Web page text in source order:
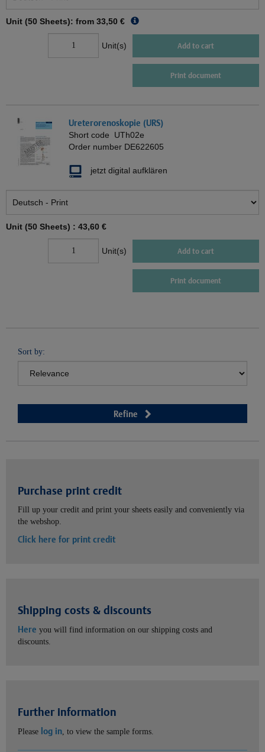
Unit (50 Sheets): from 33,50 €
Unit(s) Add to cart
Print document
Ureterorenoskopie (URS)
Short code UTh02e
Order number DE622605
jetzt digital aufklären
Unit (50 Sheets) : 43,60 €
Unit(s) Add to cart
Print document
Sort by:
Refine
Purchase print credit
Fill up your credit and print your sheets easily and conveniently via
the webshop.
Click here for print credit
Shipping costs & discounts
Here you will find information on our shipping costs and
discounts.
Further information
Please log in, to view the sample forms.